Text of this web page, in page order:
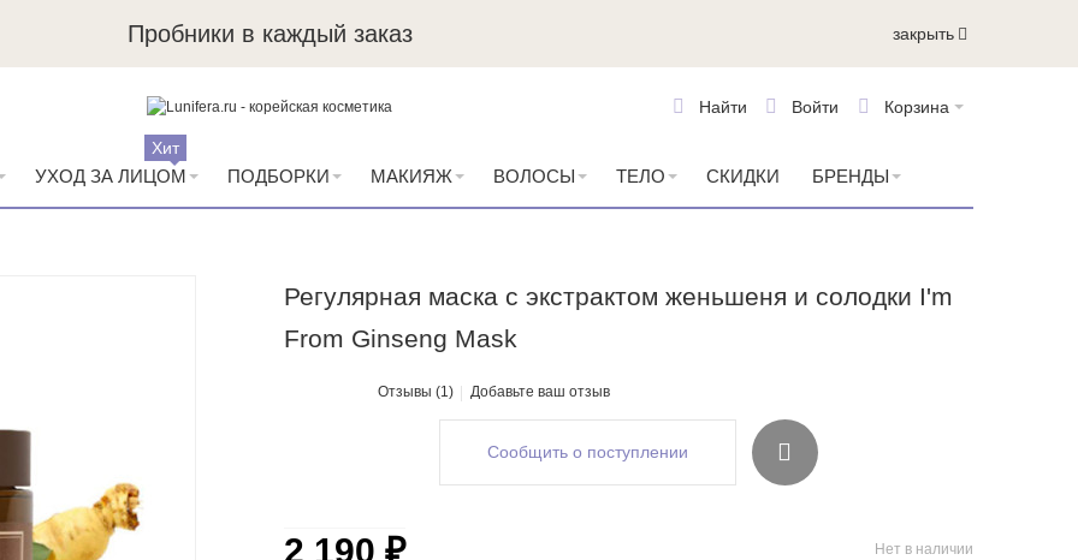
Пробники в каждый заказ закрыть
Корзина
Войти
Найти
УХОД ЗА ЛИЦОМ
Хит
ПОДБОРКИ МАКИЯЖ ВОЛОСЫ ТЕЛО СКИДКИ БРЕНДЫ
Регулярная маска с экстрактом женьшеня и солодки I'm
From Ginseng Mask
Отзывы (1) Добавьте ваш отзыв
Сообщить о поступлении
Нет в наличии
2 190 ₽